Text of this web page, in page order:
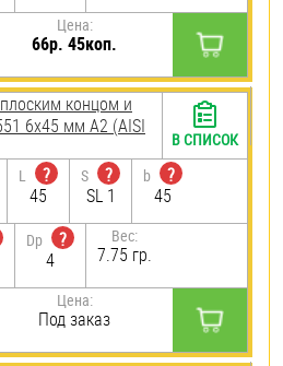
Цена:
66р. 45коп.
концом и
6х45 мм А2 (AISI
L
?
45
S
?
SL 1
b
?
45
Dp
?
4
Вес:
7.75 гр.
Цена:
Под заказ
В СПИСОК